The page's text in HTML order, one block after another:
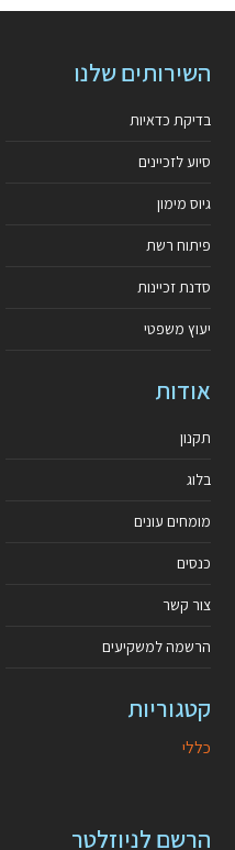
השירותים שלנו
בדיקת כדאיות
סיוע לזכיינים
גיוס מימון
פיתוח רשת
סדנת זכיינות
יעוץ משפטי
אודות
תקנון
בלוג
מומחים עונים
כנסים
צור קשר
הרשמה למשקיעים
קטגוריות
כללי
הרשם לניוזלטר